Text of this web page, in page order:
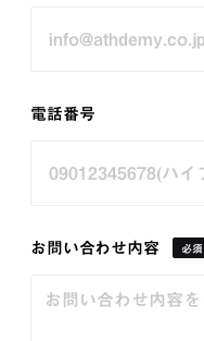
電話番号
お問い合わせ内容 必須